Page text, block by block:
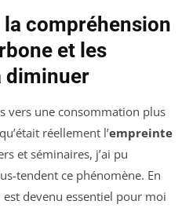
compréhension
et les
diminuer
vers une consommation plus
réellement l’empreinte
et séminaires, j’ai pu
tendent ce phénomène. En
devenu essentiel pour moi